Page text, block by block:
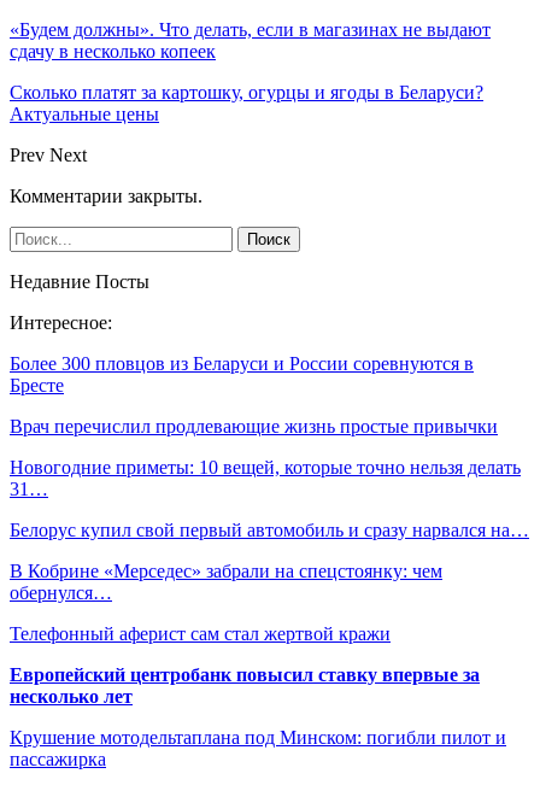
«Будем должны». Что делать, если в магазинах не выдают
сдачу в несколько копеек
Сколько платят за картошку, огурцы и ягоды в Беларуси?
Актуальные цены
Prev Next
Комментарии закрыты.
Недавние Посты
Интересное:
Более 300 пловцов из Беларуси и России соревнуются в
Бресте
Врач перечислил продлевающие жизнь простые привычки
Новогодние приметы: 10 вещей, которые точно нельзя делать
31…
Белорус купил свой первый автомобиль и сразу нарвался на…
В Кобрине «Мерседес» забрали на спецстоянку: чем
обернулся…
Телефонный аферист сам стал жертвой кражи
Европейский центробанк повысил ставку впервые за
несколько лет
Крушение мотодельтаплана под Минском: погибли пилот и
пассажирка